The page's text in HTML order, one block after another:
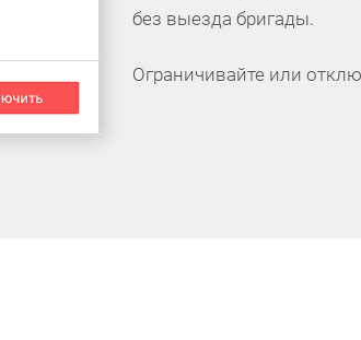
без выезда бригады.
Ограничивайте или